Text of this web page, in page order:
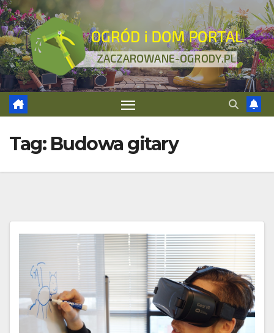
Skip
to
content
Tag: Budowa gitary